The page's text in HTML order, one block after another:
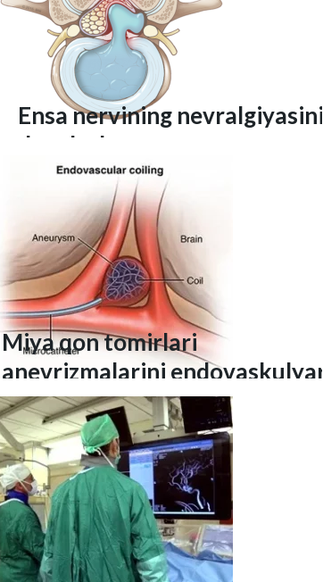
Ensa nervining nevralgiyasini
davolash
Miya qon tomirlari
anevrizmalarini endovaskulyar
usulda o‘chirish